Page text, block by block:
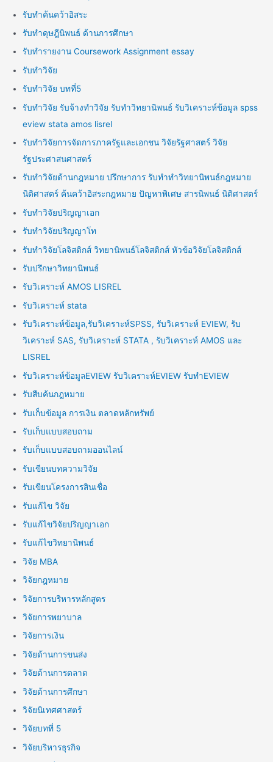
รับทำค้นคว้าอิสระ
รับทำดุษฎีนิพนธ์ ด้านการศึกษา
รับทำรายงาน Coursework Assignment essay
รับทำวิจัย
รับทำวิจัย บทที่5
รับทำวิจัย รับจ้างทำวิจัย รับทำวิทยานิพนธ์ รับวิเคราะห์ข้อมูล spss
eview stata amos lisrel
รับทำวิจัยการจัดการภาครัฐและเอกชน วิจัยรัฐศาสตร์ วิจัย
รัฐประศาสนศาสตร์
รับทำวิจัยด้านกฎหมาย ปรึกษาการ รับทำทำวิทยานิพนธ์กฎหมาย
นิติศาสตร์ ค้นคว้าอิสระกฎหมาย ปัญหาพิเศษ สารนิพนธ์ นิติศาสตร์
รับทำวิจัยปริญญาเอก
รับทำวิจัยปริญญาโท
รับทำวิจัยโลจิสติกส์ วิทยานิพนธ์โลจิสติกส์ หัวข้อวิจัยโลจิสติกส์
รับปรึกษาวิทยานิพนธ์
รับวิเคราะห์ AMOS LISREL
รับวิเคราะห์ stata
รับวิเคราะห์ข้อมูล,รับวิเคราะห์SPSS, รับวิเคราะห์ EVIEW, รับ
วิเคราะห์ SAS, รับวิเคราะห์ STATA , รับวิเคราะห์ AMOS และ
LISREL
รับวิเคราะห์ข้อมูลEVIEW รับวิเคราะห์EVIEW รับทำEVIEW
รับสืบค้นกฎหมาย
รับเก็บข้อมูล การเงิน ตลาดหลักทรัพย์
รับเก็บแบบสอบถาม
รับเก็บแบบสอบถามออนไลน์
รับเขียนบทความวิจัย
รับเขียนโครงการสินเชื่อ
รับแก้ไข วิจัย
รับแก้ไขวิจัยปริญญาเอก
รับแก้ไขวิทยานิพนธ์
วิจัย MBA
วิจัยกฎหมาย
วิจัยการบริหารหลักสูตร
วิจัยการพยาบาล
วิจัยการเงิน
วิจัยด้านการขนส่ง
วิจัยด้านการตลาด
วิจัยด้านการศึกษา
วิจัยนิเทศศาสตร์
วิจัยบทที่ 5
วิจัยบริหารธุรกิจ